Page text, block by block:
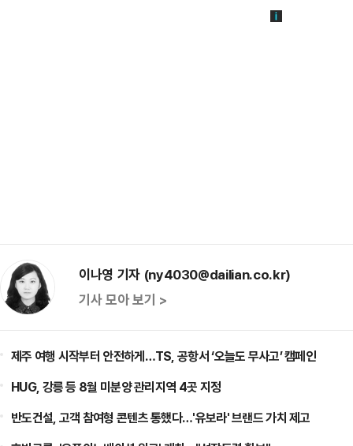
이나영 기자 (ny4030@dailian.co.kr)
기사 모아 보기 >
제주 여행 시작부터 안전하게…TS, 공항서 ‘오늘도 무사고’ 캠페인
HUG, 강릉 등 8월 미분양 관리지역 4곳 지정
반도건설, 고객 참여형 콘텐츠 통했다…'유보라' 브랜드 가치 제고